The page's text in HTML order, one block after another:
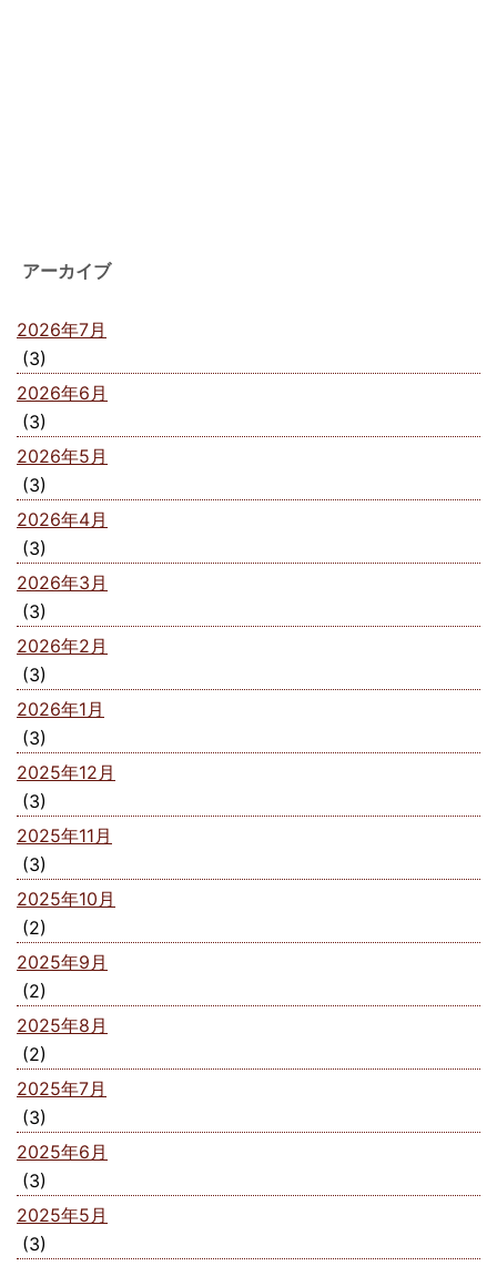
アーカイブ
2026年7月
(3)
2026年6月
(3)
2026年5月
(3)
2026年4月
(3)
2026年3月
(3)
2026年2月
(3)
2026年1月
(3)
2025年12月
(3)
2025年11月
(3)
2025年10月
(2)
2025年9月
(2)
2025年8月
(2)
2025年7月
(3)
2025年6月
(3)
2025年5月
(3)